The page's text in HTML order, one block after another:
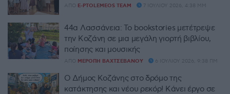
ΑΠΌ E-PTOLEMEOS TEAM 7 ΙΟΥΛΊΟΥ 2026, 4:38 ΜΜ
44α Λασσάνεια: Το bookstories μετέτρεψε
την Κοζάνη σε μια μεγάλη γιορτή βιβλίου,
ποίησης και μουσικής
ΑΠΌ ΜΕΡΌΠΗ ΒΑΧΤΣΕΒΆΝΟΥ 6 ΙΟΥΛΊΟΥ 2026, 9:38 ΠΜ
Ο Δήμος Κοζάνης στο δρόμο της
κατάκτησης και νέου ρεκόρ! Κάνει έργο σε